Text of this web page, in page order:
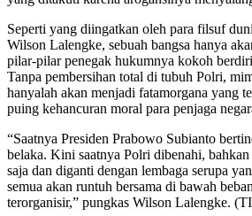
Seperti yang diingatkan oleh para filsuf
Wilson Lalengke, sebuah bangsa hanya
pilar-pilar penegak hukumnya kokoh
Tanpa pembersihan total di tubuh Polri,
hanyalah akan menjadi fatamorgana yang
puing kehancuran moral para penjaga
“Saatnya Presiden Prabowo Subianto
belaka. Kini saatnya Polri dibenahi,
saja dan diganti dengan lembaga serupa
semua akan runtuh bersama di bawah
terorganisir,” pungkas Wilson Lalengke.